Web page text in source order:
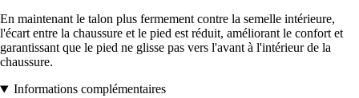
En maintenant le talon plus fermement contre la semelle intérieure,
l'écart entre la chaussure et le pied est réduit, améliorant le confort et
garantissant que le pied ne glisse pas vers l'avant à l'intérieur de la
chaussure.
Informations complémentaires